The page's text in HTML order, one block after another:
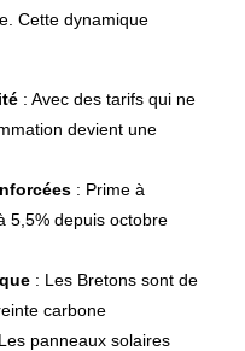
Cette dynamique
: Avec des tarifs qui ne
devient une
: Prime à
5,5% depuis octobre
: Les Bretons sont de
carbone
panneaux solaires